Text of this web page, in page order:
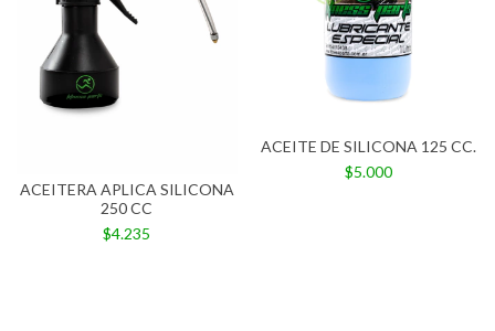
ACEITERA APLICA SILICONA
250 CC
$4.235
ACEITE DE SILICONA 125 CC.
$5.000